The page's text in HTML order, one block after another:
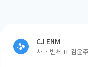
CJ ENM
사내 벤처 TF 김윤주